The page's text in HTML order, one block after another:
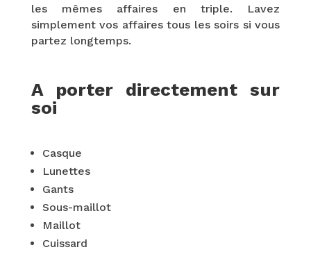
les mêmes affaires en triple. Lavez
simplement vos affaires tous les soirs si vous
partez longtemps.
A porter directement sur
soi
Casque
Lunettes
Gants
Sous-maillot
Maillot
Cuissard